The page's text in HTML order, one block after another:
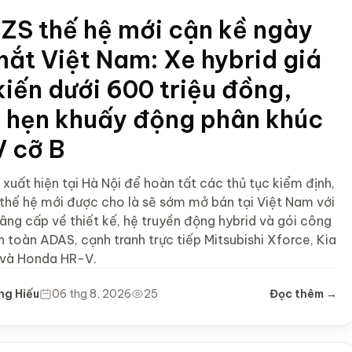
thế hệ mới cận kề ngày
Việt Nam: Xe hybrid giá
dưới 600 triệu đồng,
hẹn khuấy động phân khúc
cỡ B
xuất hiện tại Hà Nội để hoàn tất các thủ tục kiểm định,
hệ mới được cho là sẽ sớm mở bán tại Việt Nam với
cấp về thiết kế, hệ truyền động hybrid và gói công
toàn ADAS, cạnh tranh trực tiếp Mitsubishi Xforce, Kia
Honda HR-V.
Hiếu 06 thg 8, 2026 25 Đọc thêm →